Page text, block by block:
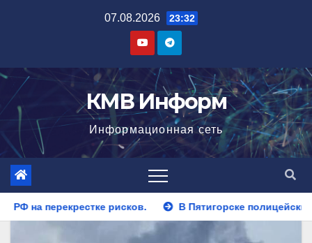
07.08.2026 23:32
КМВ Информ
Информационная сеть
В Пятигорске полицейские задержали закладчика,